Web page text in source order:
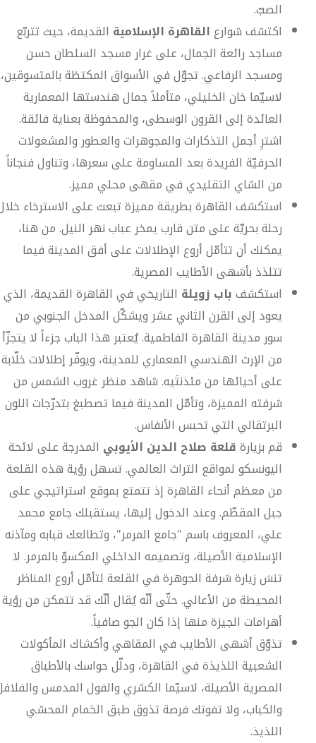
الصبّ.
اكتشف شوارعالقاهرة الإسلامية القديمة، حيث تتربّع
مساجد رائعة الجمال، على غرار مسجد السلطان حسن
ومسجد الرفاعي. تجوّل في الأسواق المكتظة بالمتسوقين،
لاسيّما خان الخليلي، متأملاً جمال هندستها المعمارية
العائدة إلى القرون الوسطى، والمحفوظة بعناية فائقة.
اشترِ أجمل التذكارات والمجوهرات والعطور والمشغولات
الحرفيّة الفريدة بعد المساومة على سعرها، وتناول فنجاناً
من الشاي التقليدي في مقهى محلي مميز.
استكشف القاهرة بطريقة مميزة تبعث على الاسترخاء
رحلة بحريّة على متن قارب يمخر عباب نهر النيل. من هنا،
يمكنك أن تتأمّل أروع الإطلالات على أفق المدينة فيما
تتلذذ بأشهى الأطايب المصرية.
استكشفباب زويلة التاريخي في القاهرة القديمة، الذي
يعود إلى القرن الثاني عشر ويشكّل المدخل الجنوبي من
سور مدينة القاهرة الفاطمية. يُعتبر هذا الباب جزءاً لا يتجزّأ
من الإرث الهندسي المعماري للمدينة، ويوفّر إطلالات خلّابة
على أحيائها من مئذنتَيه. شاهد منظر غروب الشمس من
شرفته المميزة، وتأمّل المدينة فيما تصطبغ بتدرّجات اللون
البرتقالي التي تحبس الأنفاس.
قم بزيارةقلعة صلاح الدين الأيوبي المدرجة على لائحة
اليونسكو لمواقع التراث العالمي. تسهل رؤية هذه القلعة
من معظم أنحاء القاهرة إذ تتمتع بموقع استراتيجي على
جبل المقطّم. وعند الدخول إليها، يستقبلك جامع محمد
علي، المعروف باسم "جامع المرمر"، وتطالعك قبابه ومآذنه
الإسلامية الأصيلة، وتصميمه الداخلي المكسوّ بالمرمر. لا
تنسَ زيارة شرفة الجوهرة في القلعة لتأمّل أروع المناظر
المحيطة من الأعالي. حتّى أنّه يُقال أنّك قد تتمكن من رؤية
أهرامات الجيزة منها إذا كان الجو صافياً.
تذوّق أشهى الأطايب في المقاهي وأكشاك المأكولات
الشعبية اللذيذة في القاهرة، ودلّل حواسك بالأطباق
المصرية الأصيلة، لاسيّما الكشري والفول المدمس
والكباب، ولا تفوتك فرصة تذوق طبق الحَمام المحشي
اللذيذ.